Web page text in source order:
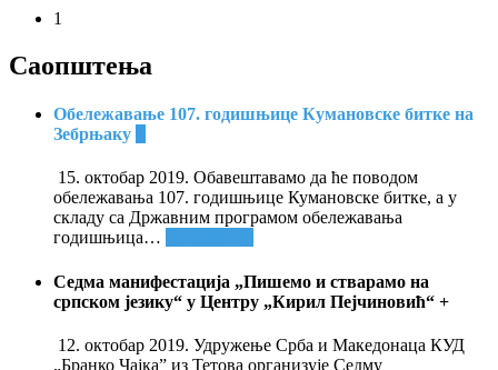
1
Саопштења
Обележавање 107. годишњице Кумановске битке на
Зебрњаку
15. октобар 2019. Обавештавамо да ће поводом
обележавања 107. годишњице Кумановске битке, а у
складу са Државним програмом обележавања
годишњица…
Седма манифестација „Пишемо и стварамо на
српском језику“ у Центру „Кирил Пејчиновић“ +
12. октобар 2019. Удружење Срба и Македонаца КУД
„Бранко Чајка” из Тетова организује Седму